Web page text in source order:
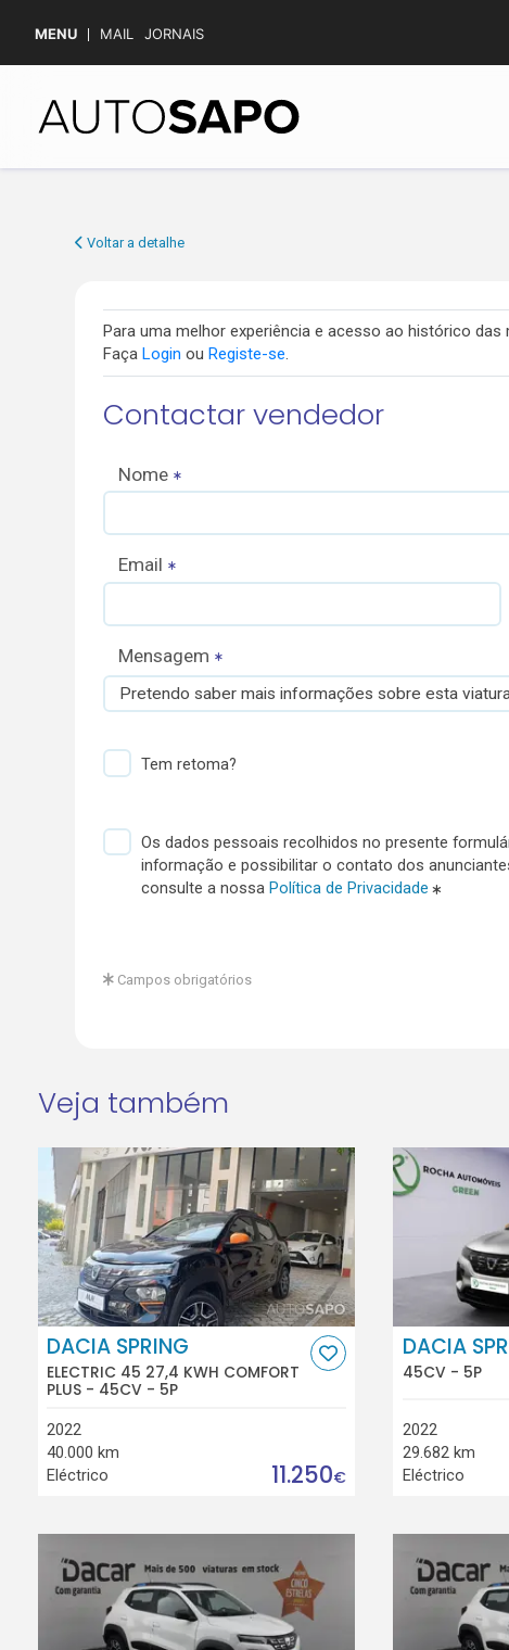
MENU MAIL JORNAIS
Voltar a detalhe
Para uma melhor experiência e acesso ao histórico
Faça Login ou Registe-se.
Contactar vendedor
Nome
Email
Mensagem
Pretendo saber mais informações sobre esta
Tem retoma?
Os dados pessoais recolhidos no presente
informação e possibilitar o contato dos
consulte a nossa Política de Privacidade
Campos obrigatórios
Veja também
DACIA SPRING
ELECTRIC 45 27,4 KWH COMFORT
PLUS - 45CV - 5P
2022
40.000 km
Eléctrico
11.250€
DACIA
45CV - 5P
2022
29.682 km
Eléctrico